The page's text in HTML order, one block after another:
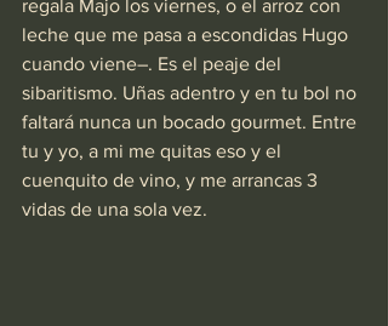
regala Majo los viernes, o el arroz con
leche que me pasa a escondidas Hugo
cuando viene–. Es el peaje del
sibaritismo. Uñas adentro y en tu bol no
faltará nunca un bocado gourmet. Entre
tu y yo, a mi me quitas eso y el
cuenquito de vino, y me arrancas 3
vidas de una sola vez.